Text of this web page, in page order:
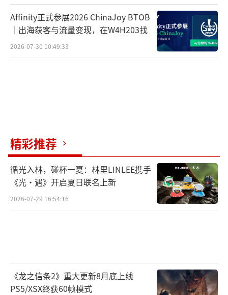
Affinity正式参展2026 ChinaJoy BTOB
｜出海获客与流量变现，在W4H203找
2026-07-30 10:49:33
精彩推荐
循光入林，碰杯一夏：林里LINLEE携手
《光·遇》开启夏日联名上新
2026-07-29 16:54:16
《龙之信条2》重大更新8月底上线
PS5/XSX终获60帧模式